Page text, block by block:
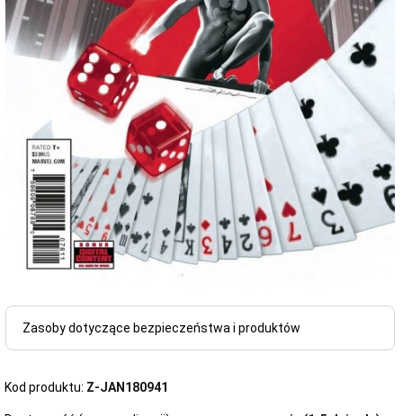
Zasoby dotyczące bezpieczeństwa i produktów
Kod produktu: Z-JAN180941